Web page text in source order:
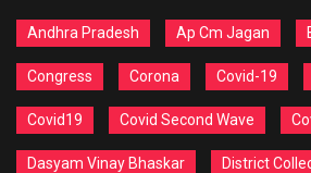
Andhra Pradesh Ap Cm Jagan
Congress Corona Covid-19
Covid19 Covid Second Wave
Dasyam Vinay Bhaskar District